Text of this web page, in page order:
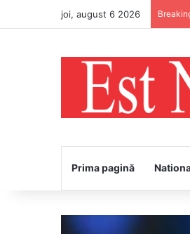
joi, august 6 2026
Prima pagină